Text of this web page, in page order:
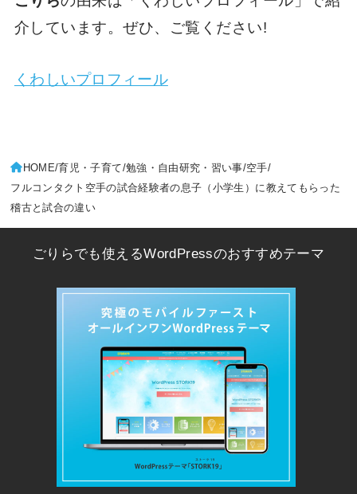
介しています。ぜひ、ご覧ください!
くわしいプロフィール
HOME 育児・子育て 勉強・自由研究・習い事 空手
フルコンタクト空手の試合経験者の息子（小学生）に教えてもらった
稽古と試合の違い
ごりらでも使えるWordPressのおすすめテーマ